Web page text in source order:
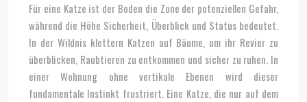
Für eine Katze ist der Boden die Zone der potenziellen Gefahr,
während die Höhe Sicherheit, Überblick und Status bedeutet.
In der Wildnis klettern Katzen auf Bäume, um ihr Revier zu
überblicken, Raubtieren zu entkommen und sicher zu ruhen. In
einer Wohnung ohne vertikale Ebenen wird dieser
fundamentale Instinkt frustriert. Eine Katze, die nur auf dem